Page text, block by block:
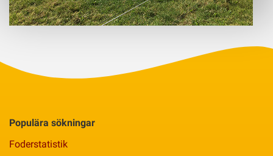
Populära sökningar
Foderstatistik